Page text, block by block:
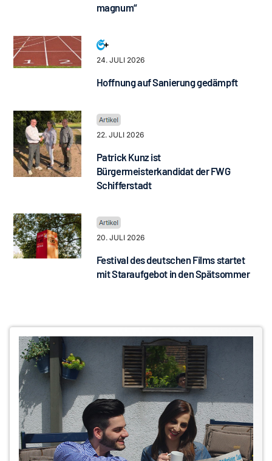
magnum“
24. JULI 2026
Hoffnung auf Sanierung gedämpft
22. JULI 2026
Patrick Kunz ist
Bürgermeisterkandidat der FWG
Schifferstadt
20. JULI 2026
Festival des deutschen Films startet
mit Staraufgebot in den Spätsommer